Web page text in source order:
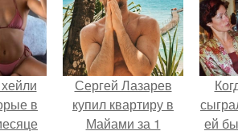
в
Сергей Лазарев
купил квартиру в
Майами за 1
ей